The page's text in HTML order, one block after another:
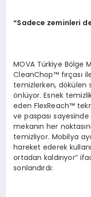
“Sadece zeminleri
MOVA Türkiye Bölge
CleanChop™ fırçası
temizlerken, dökülen
önlüyor. Esnek
eden FlexReach™
ve paspası
mekanın her
temizliyor. Mobilya
hareket ederek
ortadan kaldırıyor”
sonlandırdı: